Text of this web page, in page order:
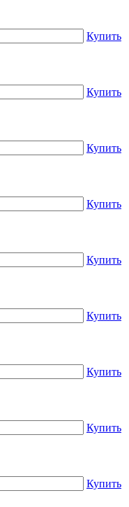
Купить
Купить
Купить
Купить
Купить
Купить
Купить
Купить
Купить